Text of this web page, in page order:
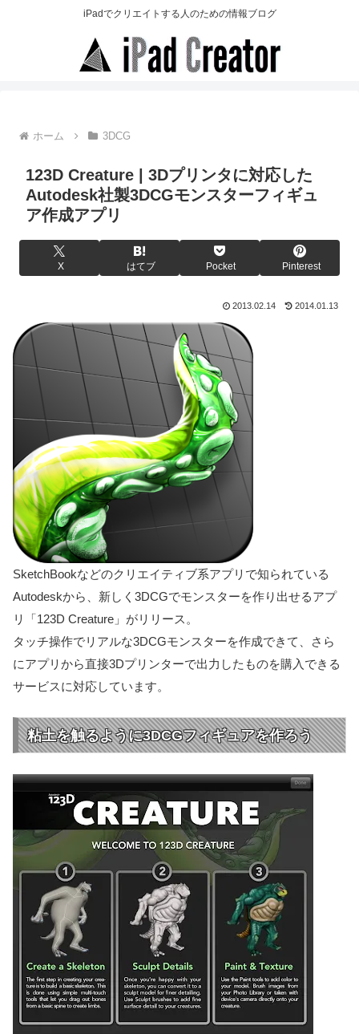
iPadでクリエイトする人のための情報ブログ
ホーム 3DCG
123D Creature | 3Dプリンタに対応した
Autodesk社製3DCGモンスターフィギュ
ア作成アプリ
X はてブ Pocket Pinterest
2013.02.14 2014.01.13
SketchBookなどのクリエイティブ系アプリで知られている
Autodeskから、新しく3DCGでモンスターを作り出せるアプ
リ「123D Creature」がリリース。
タッチ操作でリアルな3DCGモンスターを作成できて、さら
にアプリから直接3Dプリンターで出力したものを購入できる
サービスに対応しています。
粘土を触るように3DCGフィギュアを作ろう